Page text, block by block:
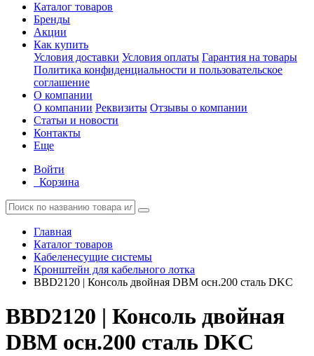
Каталог товаров
Бренды
Акции
Как купить
Условия доставки Условия оплаты Гарантия на товары
Политика конфиденциальности и пользовательское
соглашение
О компании
О компании Реквизиты Отзывы о компании
Статьи и новости
Контакты
Еще
Войти
Корзина
Главная
Каталог товаров
Кабеленесущие системы
Кронштейн для кабельного лотка
BBD2120 | Консоль двойная DBM осн.200 сталь DKC
BBD2120 | Консоль двойная
DBM осн.200 сталь DKC